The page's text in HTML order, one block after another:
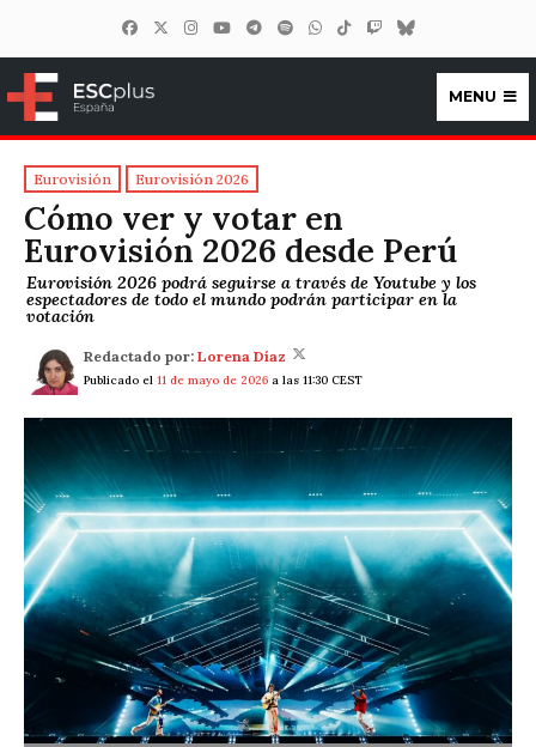
ESCplus España
MENU
Eurovisión Eurovisión 2026
Cómo ver y votar en
Eurovisión 2026 desde Perú
Eurovisión 2026 podrá seguirse a través de Youtube y los
espectadores de todo el mundo podrán participar en la
votación
Redactado por: Lorena Díaz
Publicado el 11 de mayo de 2026 a las 11:30 CEST